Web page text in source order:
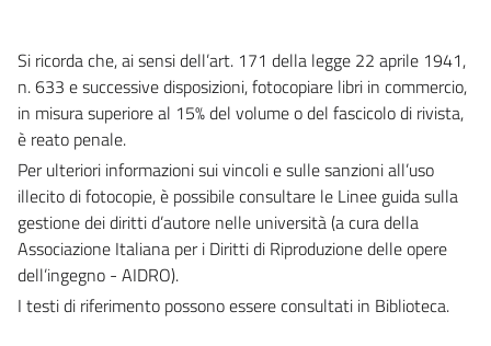
Si ricorda che, ai sensi dell’art. 171 della legge 22 aprile 1941,
n. 633 e successive disposizioni, fotocopiare libri in commercio,
in misura superiore al 15% del volume o del fascicolo di rivista,
è reato penale.
Per ulteriori informazioni sui vincoli e sulle sanzioni all’uso
illecito di fotocopie, è possibile consultare le Linee guida sulla
gestione dei diritti d’autore nelle università (a cura della
Associazione Italiana per i Diritti di Riproduzione delle opere
dell’ingegno - AIDRO).
I testi di riferimento possono essere consultati in Biblioteca.